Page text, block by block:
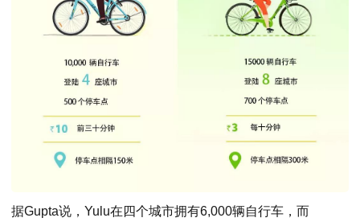
据Gupta说，Yulu在四个城市拥有6,000辆自行车，而